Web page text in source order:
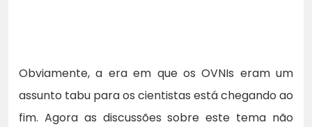
Obviamente, a era em que os OVNIs eram um
assunto tabu para os cientistas está chegando ao
fim. Agora as discussões sobre este tema não